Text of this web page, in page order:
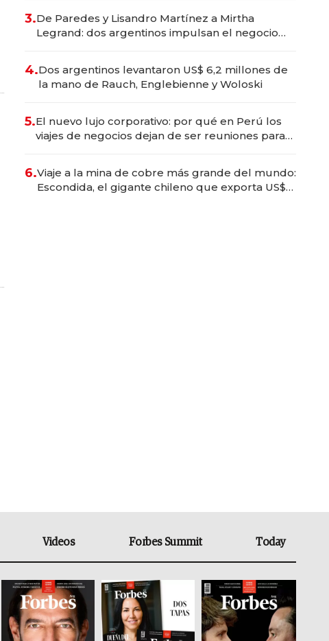
3.De Paredes y Lisandro Martínez a Mirtha
Legrand: dos argentinos impulsan el negocio
4.Dos argentinos levantaron US$ 6,2 millones de
la mano de Rauch, Englebienne y Woloski
5.El nuevo lujo corporativo: por qué en Perú los
viajes de negocios dejan de ser reuniones para
6.Viaje a la mina de cobre más grande del mundo:
Escondida, el gigante chileno que exporta US$
Videos Forbes Summit Today